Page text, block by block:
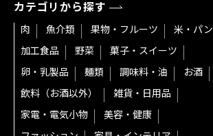
カテゴリから探す
肉 魚介類 果物・フルーツ
米・パン
加工食品
野菜
菓子・スイーツ
卵・乳製品
麺類 調味料・油
お酒
飲料（お酒以外）
雑貨・日用品
家電・電気小物
美容・健康